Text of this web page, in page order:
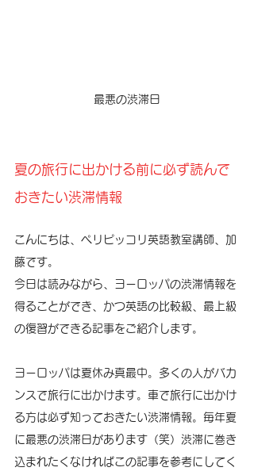
最悪の渋滞日
夏の旅行に出かける前に必ず読んで
おきたい渋滞情報
こんにちは、ペリピッコリ英語教室講師、加
藤です。
今日は読みながら、ヨーロッパの渋滞情報を
得ることができ、かつ英語の比較級、最上級
の復習ができる記事をご紹介します。
ヨーロッパは夏休み真最中。多くの人がバカ
ンスで旅行に出かけます。車で旅行に出かけ
る方は必ず知っておきたい渋滞情報。毎年夏
に最悪の渋滞日があります（笑）渋滞に巻き
込まれたくなければこの記事を参考にしてく